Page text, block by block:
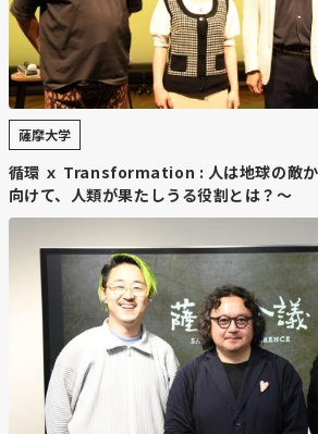
薩摩大学
循環 ｘ Transformation : 人は地球の敵
向けて、人類が果たしうる役割とは？～